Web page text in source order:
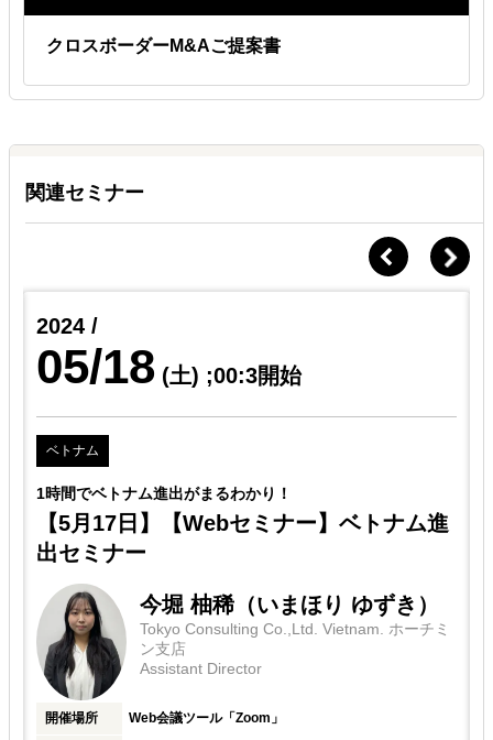
クロスボーダーM&Aご提案書
関連セミナー
2024 /
05/18 (土) ;00:3開始
ベトナム
1時間でベトナム進出がまるわかり！
【5月17日】【Webセミナー】ベトナム進
出セミナー
今堀 柚稀（いまほり ゆずき）
Tokyo Consulting Co.,Ltd. Vietnam. ホーチミ
ン支店
Assistant Director
開催場所 Web会議ツール「Zoom」